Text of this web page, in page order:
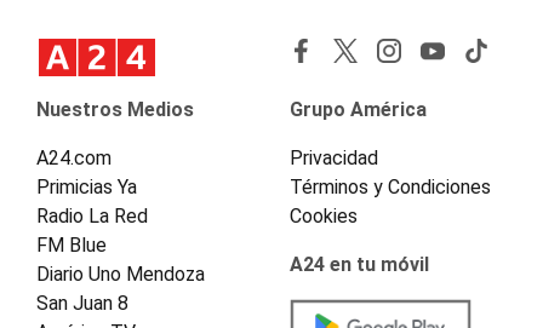
Nuestros Medios
A24.com
Primicias Ya
Radio La Red
FM Blue
Diario Uno Mendoza
San Juan 8
Grupo América
Privacidad
Términos y Condiciones
Cookies
A24 en tu móvil